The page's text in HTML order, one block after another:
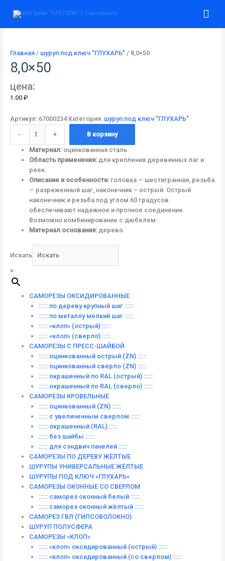
Главная/ шуруп под ключ "ГЛУХАРЬ" / 8,0×50
8,0×50
цена:
1.00 ₽
Артикул: 67000234 Категория: шуруп под ключ "ГЛУХАРЬ"
-
товара
+ В корзину
Материал: оцинкованная сталь
Область применения: для крепления деревянных лаг и
реек.
Описание и особенности: головка — шестигранная, резьба
— разреженный шаг, наконечник – острый. Острый
наконечник и резьба под углом 60 градусов
обеспечивают надежное и прочное соединение.
Возможно комбинирование с дюбелем.
Материал основания: дерево
Искать
×
САМОРЕЗЫ ОКСИДИРОВАННЫЕ
:::::: по дереву крупный шаг ::::::
:::::: по металлу мелкий шаг ::::::
:::::: «клоп» (острый) ::::::
:::::: «клоп» (сверло) ::::::
САМОРЕЗЫ С ПРЕСС-ШАЙБОЙ
:::::: оцинкованный острый (ZN) ::::::
:::::: оцинкованный сверло (ZN) ::::::
:::::: окрашенный по RAL (острый) ::::::
:::::: окрашенный по RAL (сверло) ::::::
САМОРЕЗЫ КРОВЕЛЬНЫЕ
:::::: оцинкованный (ZN) ::::::
:::::: с увеличенным сверлом ::::::
:::::: окрашенный (RAL) ::::::
:::::: без шайбы ::::::
:::::: для сэндвич панелей ::::::
САМОРЕЗЫ ПО ДЕРЕВУ ЖЁЛТЫЕ
ШУРУПЫ УНИВЕРСАЛЬНЫЕ ЖЁЛТЫЕ
ШУРУПЫ ПОД КЛЮЧ «ГЛУХАРЬ»
САМОРЕЗЫ ОКОННЫЕ СО СВЕРЛОМ
:::::: саморез оконный белый ::::::
:::::: саморез оконный жёлтый ::::::
САМОРЕЗ ГВЛ (ГИПСОВОЛОКНО)
ШУРУП ПОЛУСФЕРА
САМОРЕЗЫ «КЛОП»
:::::: «клоп» оксидированный (острый) ::::::
:::::: «клоп» оксидированный (со сверлом) ::::::